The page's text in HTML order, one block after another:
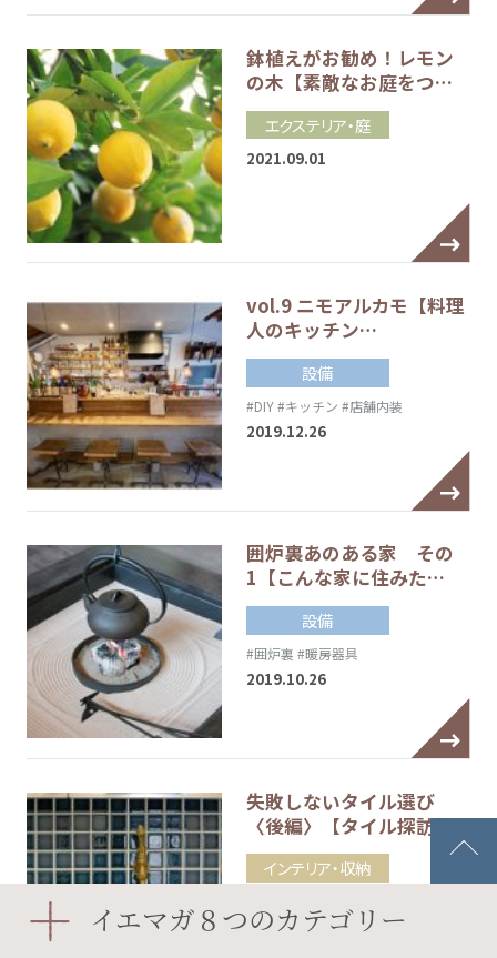
鉢植えがお勧め！レモン
の木【素敵なお庭をつ…
エクステリア・庭
2021.09.01
vol.9 ニモアルカモ【料理
人のキッチン…
設備
#DIY#キッチン #店舗内装
2019.12.26
囲炉裏あのある家 その
1【こんな家に住みた…
設備
#囲炉裏 #暖房器具
2019.10.26
失敗しないタイル選び
〈後編〉【タイル探訪】
インテリア・収納
#タイルの目地
#ブルックリンスタイル
イエマガ８つのカテゴリー